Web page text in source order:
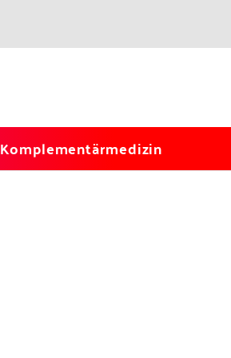
Komplementärmedizin